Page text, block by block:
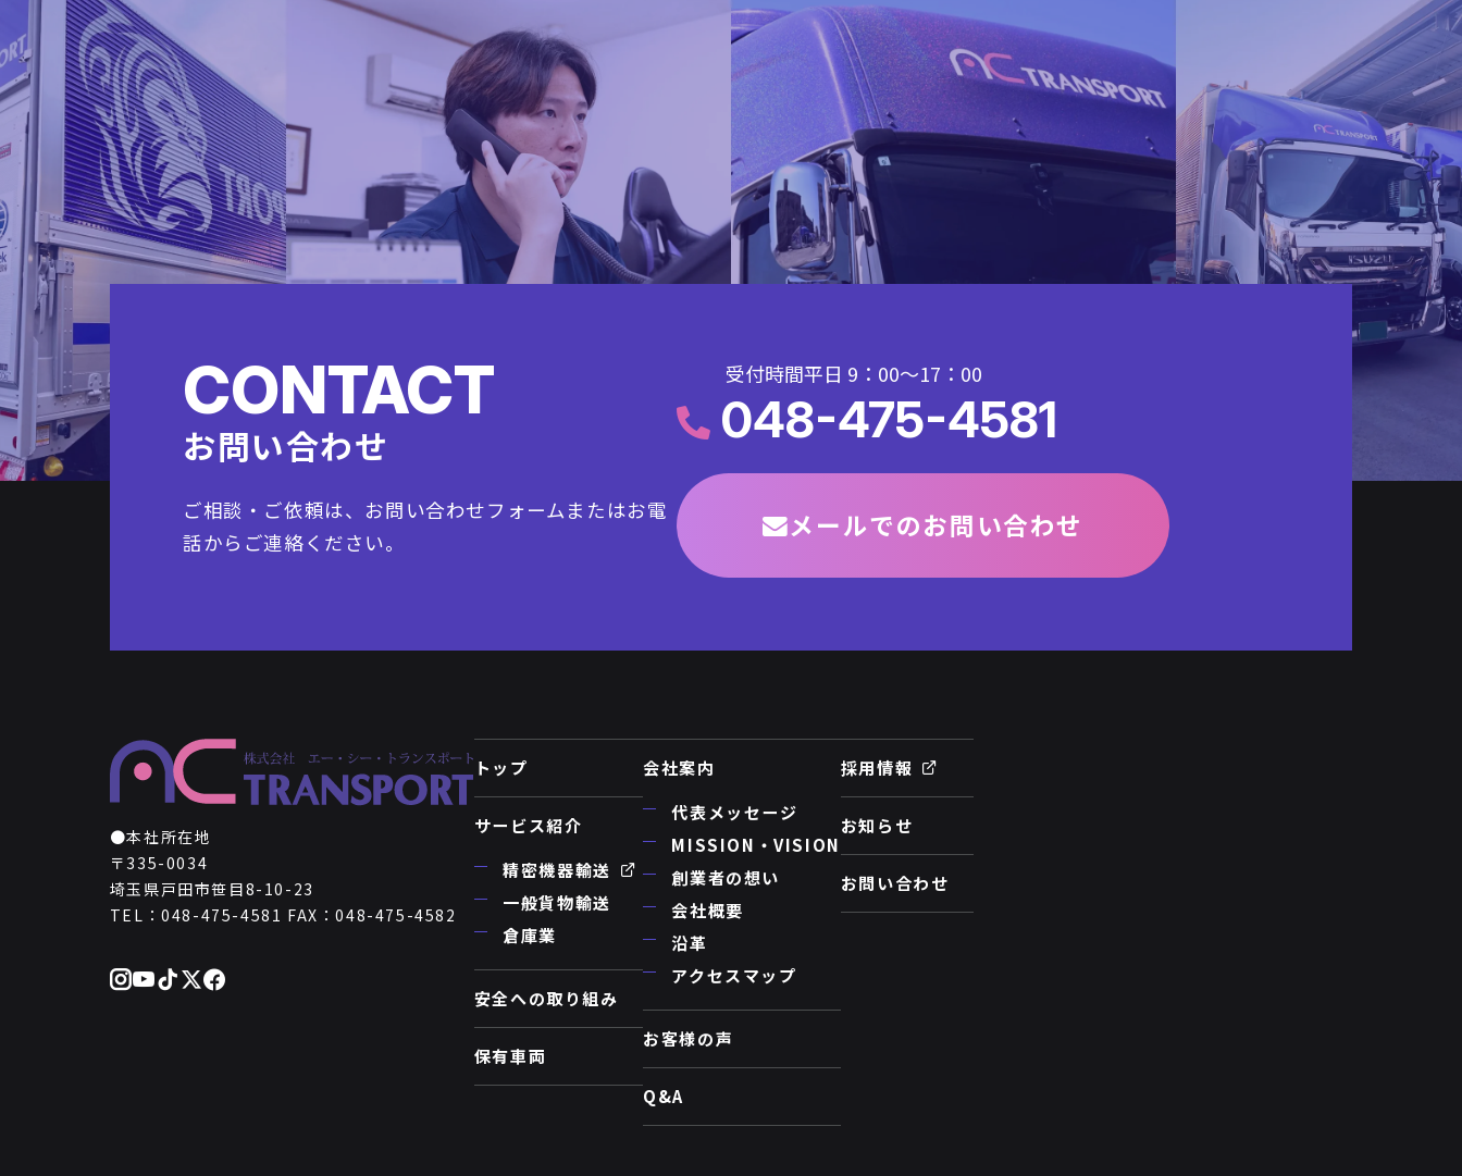
CONTACT
お問い合わせ
ご相談・ご依頼は、お問い合わせフォームまたはお電
話からご連絡ください。
受付時間平日 9：00～17：00
048-475-4581
メールでのお問い合わせ
●本社所在地
〒335-0034
埼玉県戸田市笹目8-10-23
TEL：048-475-4581 FAX：048-475-4582
トップ
サービス紹介
精密機器輸送
一般貨物輸送
倉庫業
安全への取り組み
保有車両
会社案内
代表メッセージ
MISSION・VISION
創業者の想い
会社概要
沿革
アクセスマップ
お客様の声
Q&A
採用情報
お知らせ
お問い合わせ